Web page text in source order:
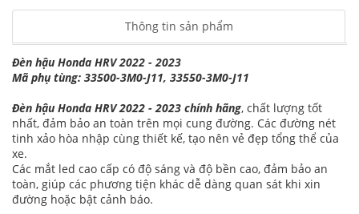
Thông tin sản phẩm
Đèn hậu Honda HRV 2022 - 2023
Mã phụ tùng: 33500-3M0-J11, 33550-3M0-J11
Đèn hậu Honda HRV 2022 - 2023 chính hãng, chất lượng tốt
nhất, đảm bảo an toàn trên mọi cung đường. Các đường nét
tinh xảo hòa nhập cùng thiết kế, tạo nên vẻ đẹp tổng thể của
xe.
Các mắt led cao cấp có độ sáng và độ bền cao, đảm bảo an
toàn, giúp các phương tiện khác dễ dàng quan sát khi xin
đường hoặc bật cảnh báo.